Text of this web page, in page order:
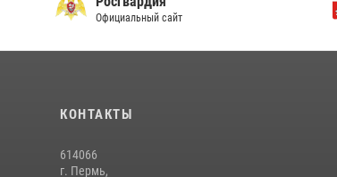
Официальный сайт
КОНТАКТЫ
614066
г. Пермь,